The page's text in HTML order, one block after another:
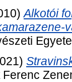
Alkotói